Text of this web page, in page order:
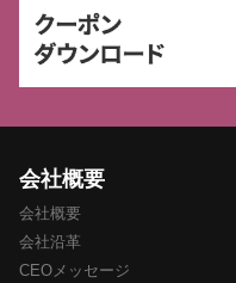
会社概要
会社概要
会社沿革
CEOメッセージ